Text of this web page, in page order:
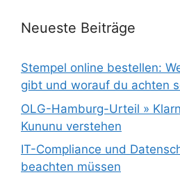
Neueste Beiträge
Stempel online bestellen:
gibt und worauf du achten
OLG-Hamburg-Urteil »
Kununu verstehen
IT-Compliance und
beachten müssen